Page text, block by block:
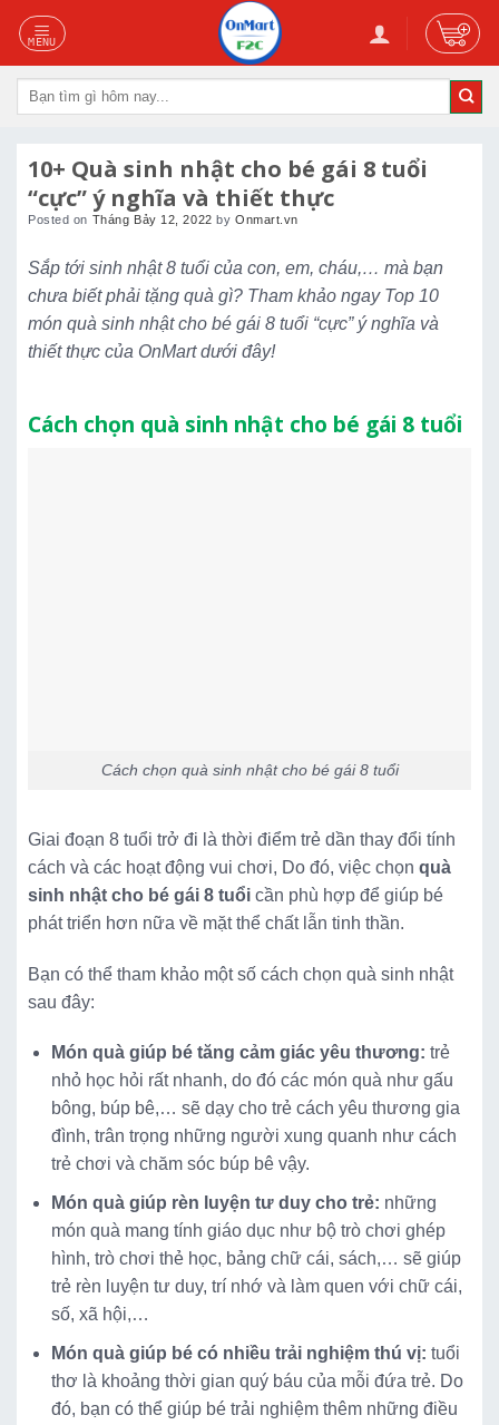
Skip
content
Tìm
10+ Quà sinh nhật cho bé gái 8 tuổi
“cực” ý nghĩa và thiết thực
Posted on Tháng Bảy 12, 2022 by Onmart.vn
Sắp tới sinh nhật 8 tuổi của con, em, cháu,… mà bạn
chưa biết phải tặng quà gì? Tham khảo ngay Top 10
món quà sinh nhật cho bé gái 8 tuổi “cực” ý nghĩa và
thiết thực của OnMart dưới đây!
Cách chọn quà sinh nhật cho bé gái 8 tuổi
Cách chọn quà sinh nhật cho bé gái 8 tuổi
Giai đoạn 8 tuổi trở đi là thời điểm trẻ dần thay đổi tính
cách và các hoạt động vui chơi, Do đó, việc chọn quà
sinh nhật cho bé gái 8 tuổi cần phù hợp để giúp bé
phát triển hơn nữa về mặt thể chất lẫn tinh thần.
Bạn có thể tham khảo một số cách chọn quà sinh nhật
sau đây:
Món quà giúp bé tăng cảm giác yêu thương: trẻ
nhỏ học hỏi rất nhanh, do đó các món quà như gấu
bông, búp bê,… sẽ dạy cho trẻ cách yêu thương gia
đình, trân trọng những người xung quanh như cách
trẻ chơi và chăm sóc búp bê vậy.
Món quà giúp rèn luyện tư duy cho trẻ: những
món quà mang tính giáo dục như bộ trò chơi ghép
hình, trò chơi thẻ học, bảng chữ cái, sách,… sẽ giúp
trẻ rèn luyện tư duy, trí nhớ và làm quen với chữ cái,
số, xã hội,…
Món quà giúp bé có nhiều trải nghiệm thú vị: tuổi
thơ là khoảng thời gian quý báu của mỗi đứa trẻ. Do
đó, bạn có thể giúp bé trải nghiệm thêm những điều